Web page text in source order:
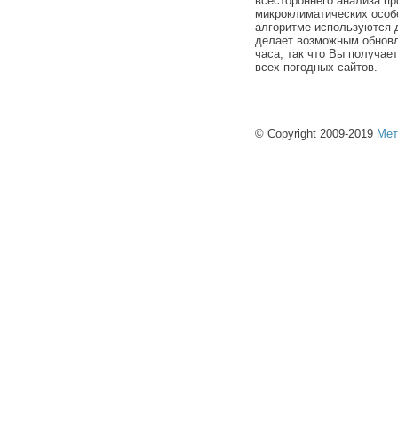
микроклиматических
алгоритме
делает возможным
часа, так что Вы
всех погодных сайтов.
© Copyright 2009-2019